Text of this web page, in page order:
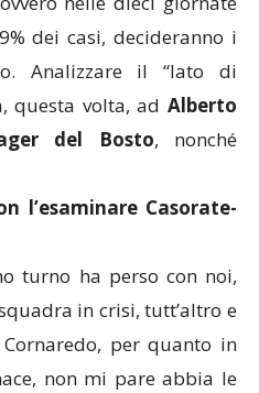
dei casi, decideranno i
Analizzare il “lato di
questa volta, ad Alberto
del Bosto, nonché
l’esaminare Casorate-
turno ha perso con noi,
in crisi, tutt’altro e
per quanto in
non mi pare abbia le